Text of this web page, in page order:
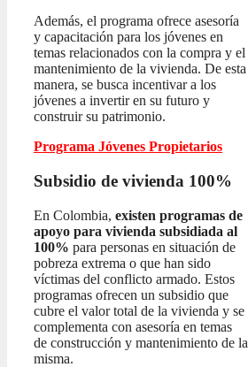
Además, el programa ofrece asesoría
y capacitación para los jóvenes en
temas relacionados con la compra y el
mantenimiento de la vivienda. De esta
manera, se busca incentivar a los
jóvenes a invertir en su futuro y
construir su patrimonio.
Programa Jóvenes Propietarios
Subsidio de vivienda 100%
En Colombia, existen programas de
apoyo para vivienda subsidiada al
100% para personas en situación de
pobreza extrema o que han sido
víctimas del conflicto armado. Estos
programas ofrecen un subsidio que
cubre el valor total de la vivienda y se
complementa con asesoría en temas
de construcción y mantenimiento de la
misma.